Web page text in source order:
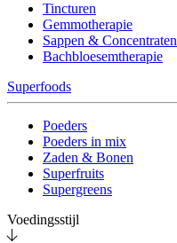
Tincturen
Gemmotherapie
Sappen & Concentraten
Bachbloesemtherapie
Superfoods
Poeders
Poeders in mix
Zaden & Bonen
Superfruits
Supergreens
Voedingsstijl